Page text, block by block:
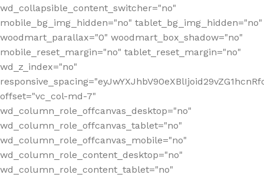
wd_collapsible_content_switcher="no"
mobile_bg_img_hidden="no" tablet_bg_img_hidden="no"
woodmart_parallax="0" woodmart_box_shadow="no"
mobile_reset_margin="no" tablet_reset_margin="no"
wd_z_index="no"
offset="vc_col-md-7"
wd_column_role_offcanvas_desktop="no"
wd_column_role_offcanvas_tablet="no"
wd_column_role_offcanvas_mobile="no"
wd_column_role_content_desktop="no"
wd_column_role_content_tablet="no"